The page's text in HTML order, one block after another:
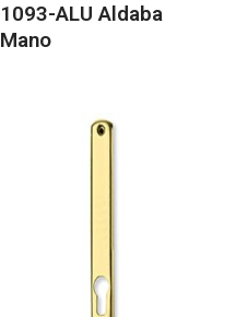
1093-ALU Aldaba
Mano